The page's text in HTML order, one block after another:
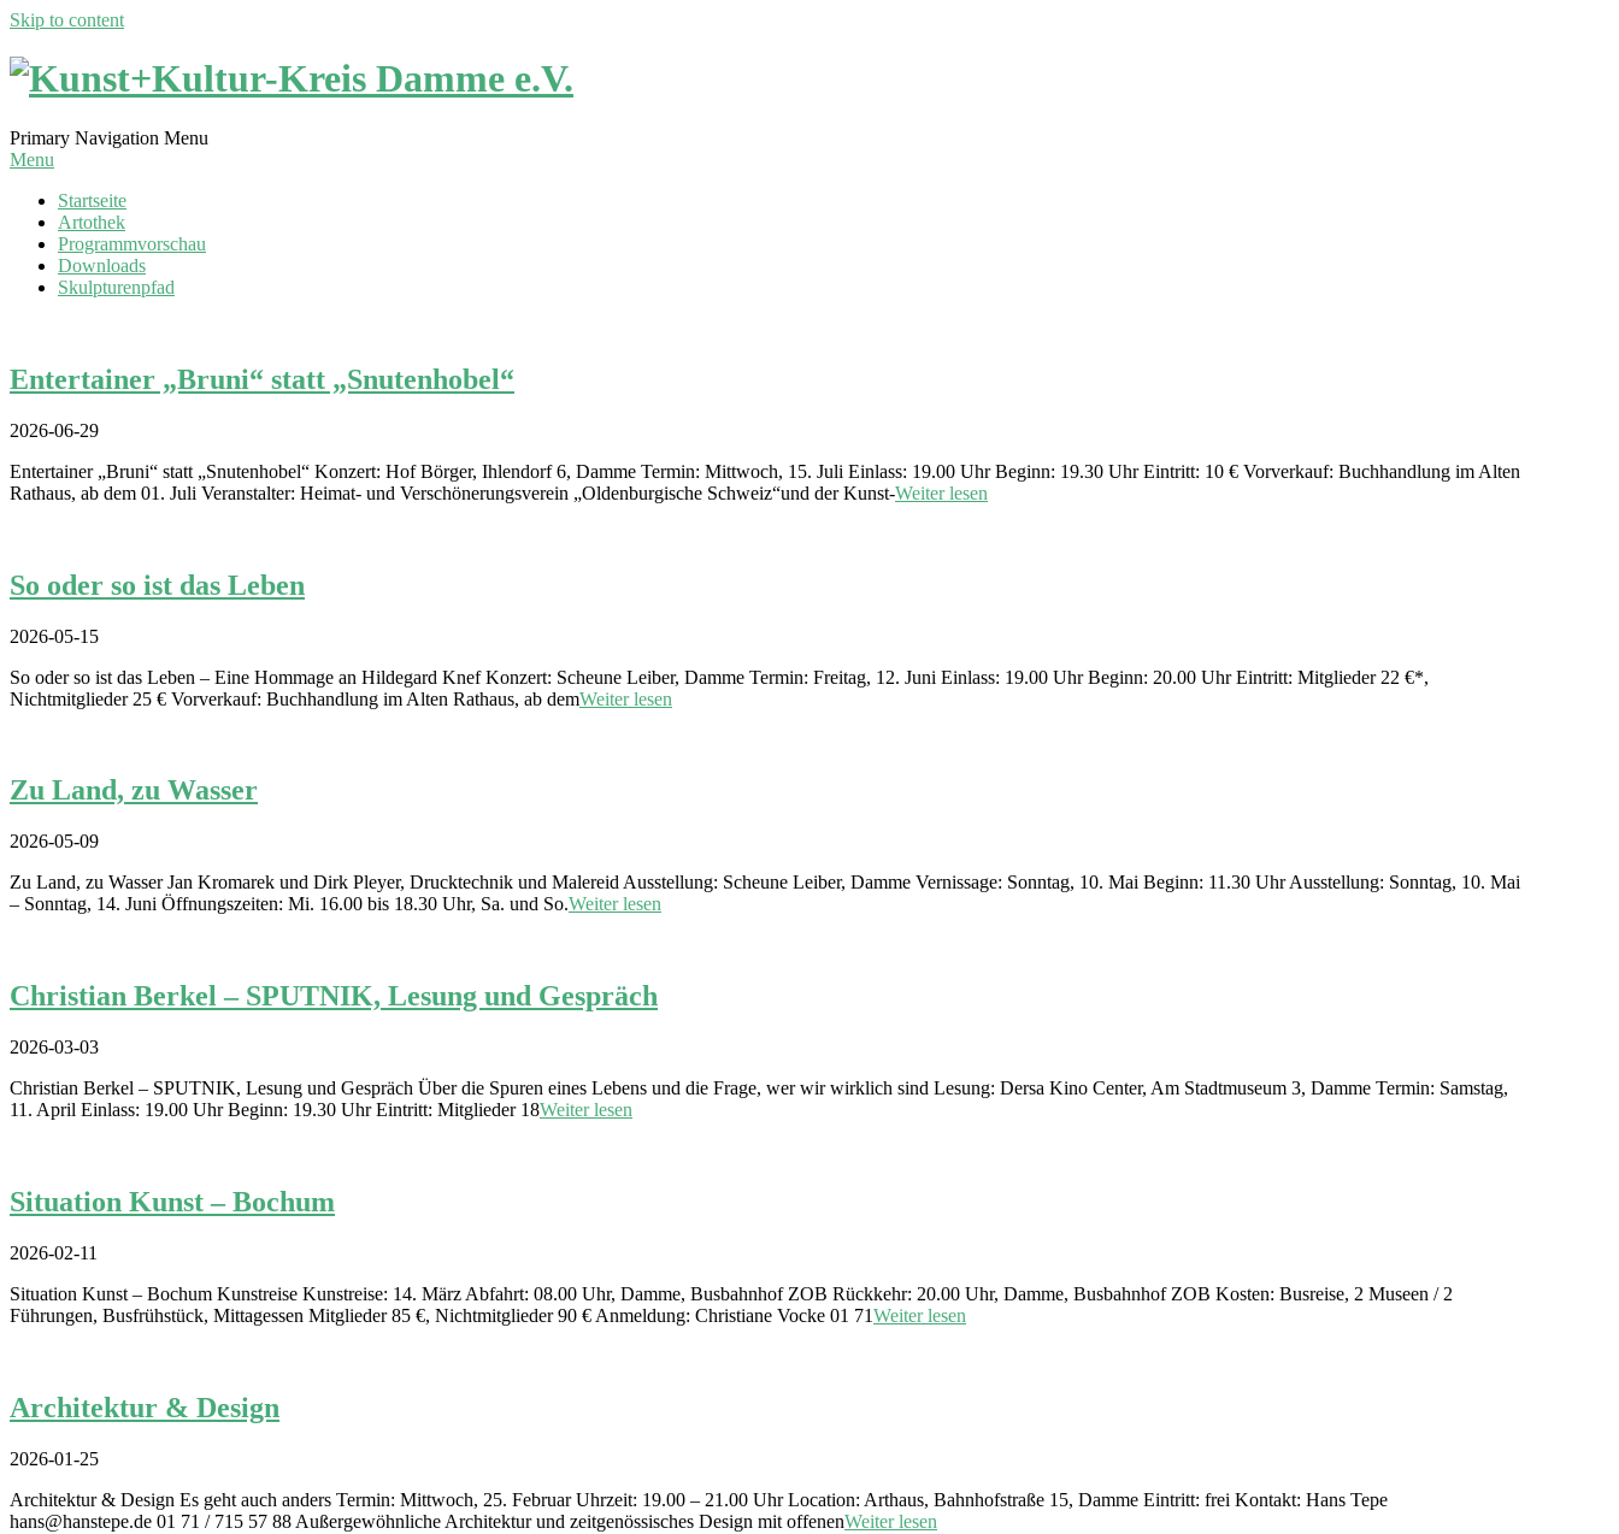
Skip to content
Kunst+Kultur-
Kreis
Damme
e.V.
Primary Navigation Menu
Menu
Startseite
Artothek
Programmvorschau
Downloads
Skulpturenpfad
Entertainer „Bruni“ statt „Snutenhobel“
2026-06-29
Entertainer „Bruni“ statt „Snutenhobel“ Konzert: Hof Börger, Ihlendorf 6, Damme Termin: Mittwoch, 15. Juli Einlass: 19.00 Uhr Beginn: 19.30 Uhr Eintritt: 10 € Vorverkauf: Buchhandlung im Alten
Rathaus, ab dem 01. Juli Veranstalter: Heimat- und Verschönerungsverein „Oldenburgische Schweiz“und der Kunst-Weiter lesen
So oder so ist das Leben
2026-05-15
So oder so ist das Leben – Eine Hommage an Hildegard Knef Konzert: Scheune Leiber, Damme Termin: Freitag, 12. Juni Einlass: 19.00 Uhr Beginn: 20.00 Uhr Eintritt: Mitglieder 22 €*,
Nichtmitglieder 25 € Vorverkauf: Buchhandlung im Alten Rathaus, ab demWeiter lesen
Zu Land, zu Wasser
2026-05-09
Zu Land, zu Wasser Jan Kromarek und Dirk Pleyer, Drucktechnik und Malereid Ausstellung: Scheune Leiber, Damme Vernissage: Sonntag, 10. Mai Beginn: 11.30 Uhr Ausstellung: Sonntag, 10. Mai
– Sonntag, 14. Juni Öffnungszeiten: Mi. 16.00 bis 18.30 Uhr, Sa. und So.Weiter lesen
Christian Berkel – SPUTNIK, Lesung und Gespräch
2026-03-03
Christian Berkel – SPUTNIK, Lesung und Gespräch Über die Spuren eines Lebens und die Frage, wer wir wirklich sind Lesung: Dersa Kino Center, Am Stadtmuseum 3, Damme Termin: Samstag,
11. April Einlass: 19.00 Uhr Beginn: 19.30 Uhr Eintritt: Mitglieder 18Weiter lesen
Situation Kunst – Bochum
2026-02-11
Situation Kunst – Bochum Kunstreise Kunstreise: 14. März Abfahrt: 08.00 Uhr, Damme, Busbahnhof ZOB Rückkehr: 20.00 Uhr, Damme, Busbahnhof ZOB Kosten: Busreise, 2 Museen / 2
Führungen, Busfrühstück, Mittagessen Mitglieder 85 €, Nichtmitglieder 90 € Anmeldung: Christiane Vocke 01 71Weiter lesen
Architektur & Design
2026-01-25
Architektur & Design Es geht auch anders Termin: Mittwoch, 25. Februar Uhrzeit: 19.00 – 21.00 Uhr Location: Arthaus, Bahnhofstraße 15, Damme Eintritt: frei Kontakt: Hans Tepe
hans@hanstepe.de 01 71 / 715 57 88 Außergewöhnliche Architektur und zeitgenössisches Design mit offenenWeiter lesen